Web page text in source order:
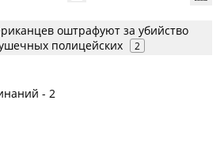
оштрафуют за убийство
полицейских
2
- 2